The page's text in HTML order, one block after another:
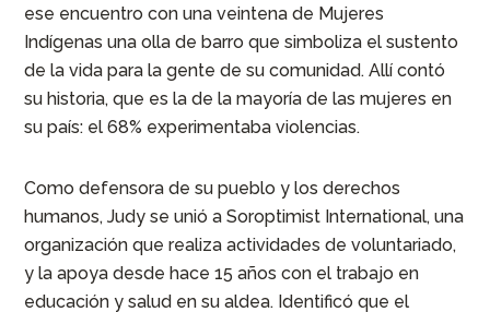
ese encuentro con una veintena de Mujeres
Indígenas una olla de barro que simboliza el sustento
de la vida para la gente de su comunidad. Allí contó
su historia, que es la de la mayoría de las mujeres en
su país: el 68% experimentaba violencias.
Como defensora de su pueblo y los derechos
humanos, Judy se unió a Soroptimist International, una
organización que realiza actividades de voluntariado,
y la apoya desde hace 15 años con el trabajo en
educación y salud en su aldea. Identificó que el